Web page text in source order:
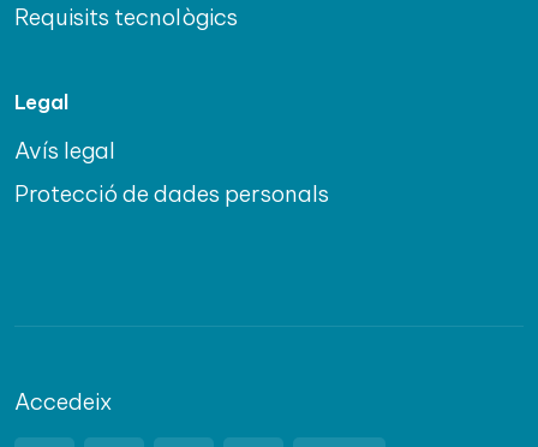
Requisits tecnològics
Legal
Avís legal
Protecció de dades personals
Accedeix